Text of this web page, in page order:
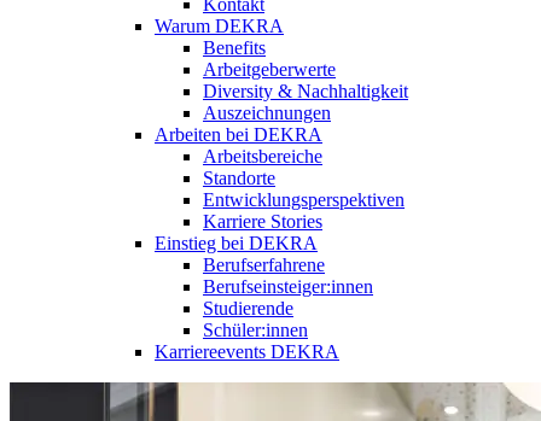
Warum DEKRA
Benefits
Arbeitgeberwerte
Diversity & Nachhaltigkeit
Auszeichnungen
Arbeiten bei DEKRA
Arbeitsbereiche
Standorte
Entwicklungsperspektiven
Karriere Stories
Einstieg bei DEKRA
Berufserfahrene
Berufseinsteiger:innen
Studierende
Schüler:innen
Karriereevents DEKRA